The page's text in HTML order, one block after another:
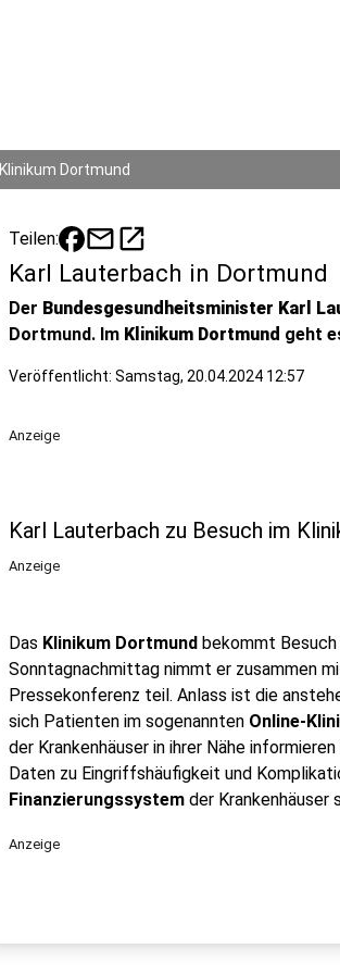
Klinikum Dortmund
Teilen: mailopen_in_new
Karl Lauterbach in Dortmund
Der Bundesgesundheitsminister Karl
Dortmund. Im Klinikum Dortmund geht
Veröffentlicht: Samstag, 20.04.2024 12:57
Anzeige
Karl Lauterbach zu Besuch im
Anzeige
Das Klinikum Dortmund bekommt Besuch
Sonntagnachmittag nimmt er zusammen
Pressekonferenz teil. Anlass ist die
sich Patienten im sogenannten Online-
der Krankenhäuser in ihrer Nähe
Daten zu Eingriffshäufigkeit und
Finanzierungssystem der
Anzeige